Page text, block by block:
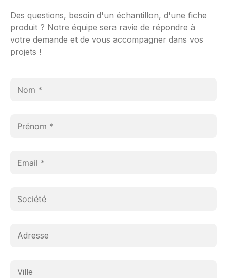
Des questions, besoin d'un échantillon, d'une fiche
produit ? Notre équipe sera ravie de répondre à
votre demande et de vous accompagner dans vos
projets !